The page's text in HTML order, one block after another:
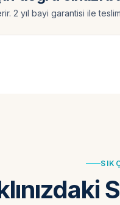
2 yıl bayi garantisi ile